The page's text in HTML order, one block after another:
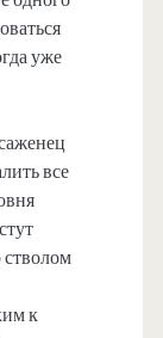
уже
все
к